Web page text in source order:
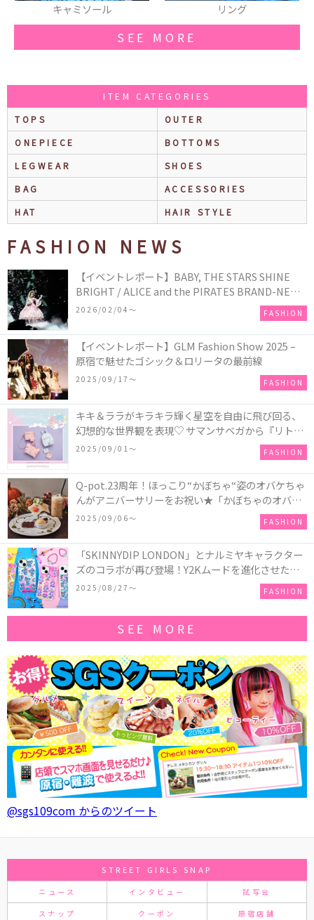
リング スカーフ
SEE MORE
ITEM CATEGORIES
TOPS
OUTER
ONEPIECE
BOTTOMS
LEGWEAR
SHOES
BAG
ACCESSORIES
HAT
HAIR STYLE
FASHION NEWS
【イベントレポート】BABY, THE STARS SHINE
BRIGHT / ALICE and the PIRATES BRAND-NEW
COLLECTION in TOKYO
2026/02/04〜 FASHION
【イベントレポート】GLM Fashion Show 2025 –
原宿で魅せたゴシック＆ロリータの最前線
2025/09/17〜 FASHION
キキ＆ララがキラキラ輝く星空を自由に飛び回る、
幻想的な世界観を表現♡ サマンサベガから『リトル
ツインスターズ』50周年アニバーサリーイヤー』を
2025/09/01〜 FASHION
Q-pot.23周年！ほっこり“かぼちゃ“姿のオバケちゃ
んがアニバーサリーをお祝い★「かぼちゃのオバケ
ーキアクセサリー」が新発売！Q-pot CAFE.では
「かぼちゃのオバケーキプレート」も登場
2025/09/06〜 FASHION
「SKINNYDIP LONDON」とナルミヤキャラクター
ズのコラボが再び登場！Y2Kムードを進化させた新
作コレクションを発売♪
2025/08/27〜 FASHION
SEE MORE
@sgs109com からのツイート
STREET GIRLS SNAP
ニュース インタビュー 試写会
スナップ クーポン 原宿店舗